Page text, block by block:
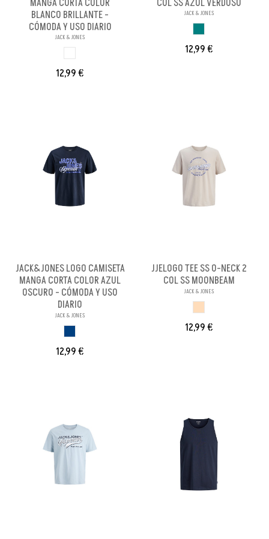
BLANCO BRILLANTE -
CÓMODA Y USO DIARIO
JACK & JONES
12,99 €
JACK & JONES
12,99 €
JACK&JONES LOGO CAMISETA
MANGA CORTA COLOR AZUL
OSCURO - CÓMODA Y USO
DIARIO
JACK & JONES
12,99 €
JJELOGO TEE SS O-NECK 2
COL SS MOONBEAM
JACK & JONES
12,99 €